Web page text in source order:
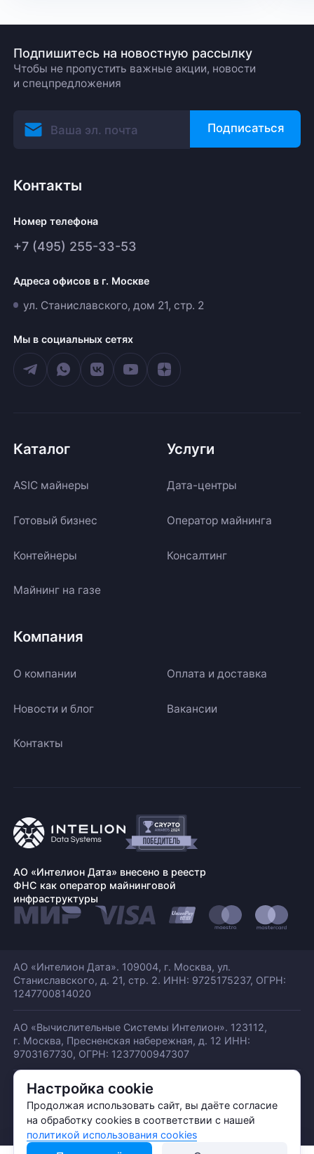
Настройка cookie
Продолжая использовать сайт, вы даёте согласие
на обработку cookies в соответствии с нашей
политикой использования cookies
Подпишитесь на новостную рассылку
Чтобы не пропустить важные акции, новости
и спецпредложения
Подписаться
Контакты
Номер телефона
+7 (495) 255-33-53
Адреса офисов в г. Москве
ул. Станиславского, дом 21, стр. 2
Мы в социальных сетях
Каталог
ASIC майнеры
Готовый бизнес
Контейнеры
Майнинг на газе
Услуги
Дата-центры
Оператор майнинга
Консалтинг
Компания
О компании Оплата и доставка
Новости и блог Вакансии
Контакты
АО «Интелион Дата» внесено в реестр
ФНС как оператор майнинговой
инфраструктуры
АО «Интелион Дата». 109004, г. Москва, ул.
Станиславского, д. 21, стр. 2. ИНН: 9725175237, ОГРН:
1247700814020
АО «Вычислительные Системы Интелион». 123112,
г. Москва, Пресненская набережная, д. 12 ИНН:
9703167730, ОГРН: 1237700947307
© АО «ИНТЕЛИОН ДАТА» 2026
Политика обработки ПДн
Политика конфиденциальности
Политика использования куки